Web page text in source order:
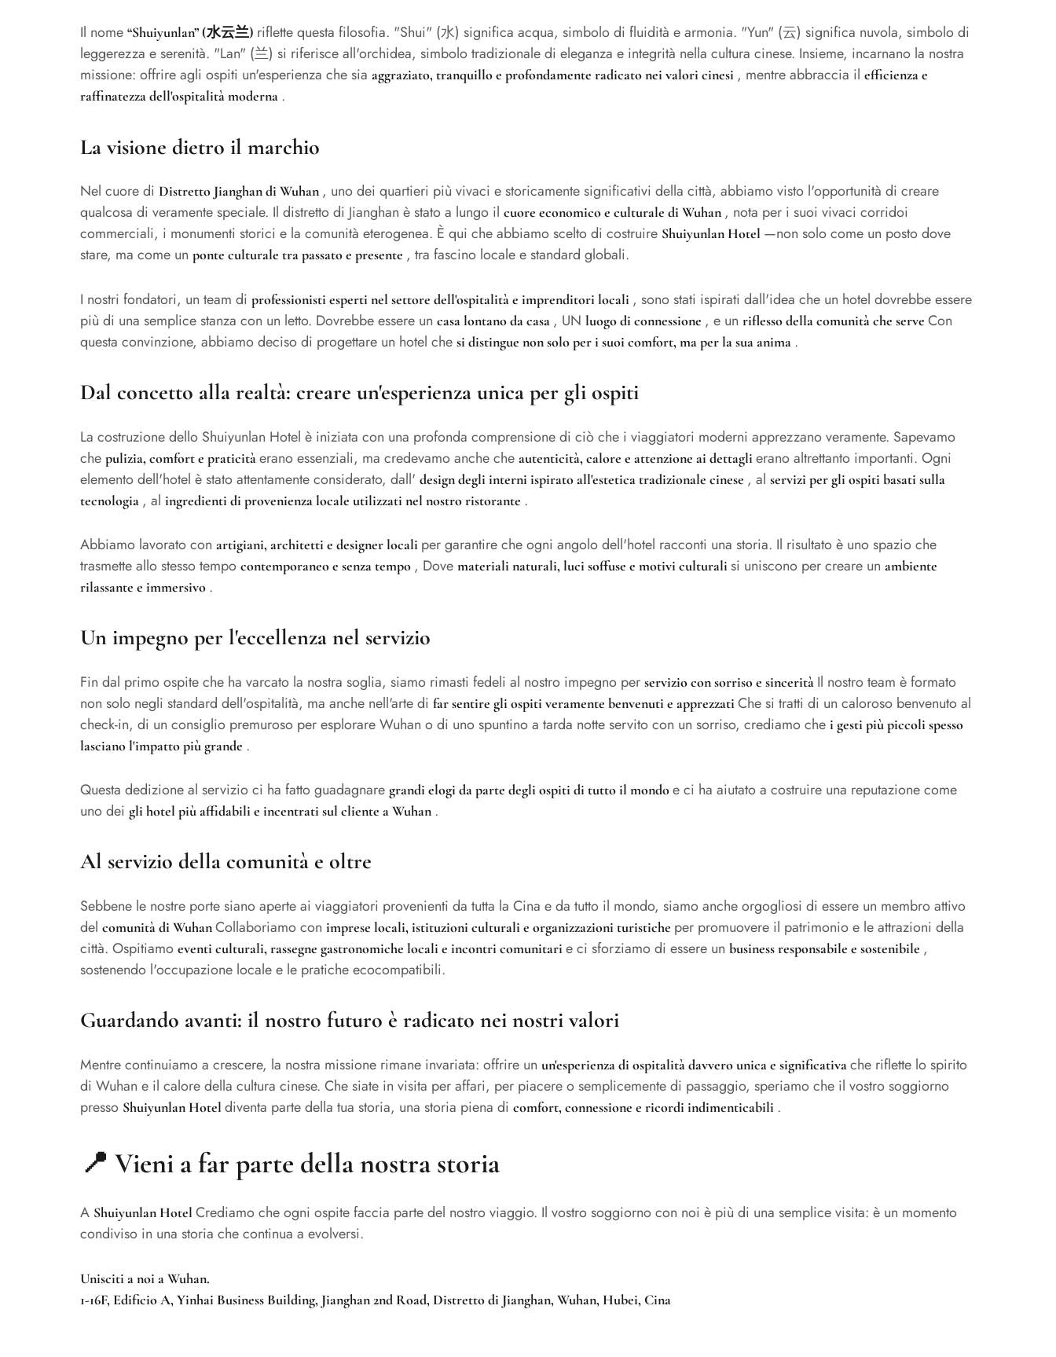
Il nome “Shuiyunlan” (水云兰) riflette questa filosofia. "Shui" (水) significa acqua, simbolo di fluidità e armonia. "Yun" (云) significa nuvola, simbolo di
leggerezza e serenità. "Lan" (兰) si riferisce all'orchidea, simbolo tradizionale di eleganza e integrità nella cultura cinese. Insieme, incarnano la nostra
missione: offrire agli ospiti un'esperienza che sia aggraziato, tranquillo e profondamente radicato nei valori cinesi , mentre abbraccia il efficienza e
raffinatezza dell'ospitalità moderna .
La visione dietro il marchio
Nel cuore di Distretto Jianghan di Wuhan , uno dei quartieri più vivaci e storicamente significativi della città, abbiamo visto l'opportunità di creare
qualcosa di veramente speciale. Il distretto di Jianghan è stato a lungo il cuore economico e culturale di Wuhan , nota per i suoi vivaci corridoi
commerciali, i monumenti storici e la comunità eterogenea. È qui che abbiamo scelto di costruire Shuiyunlan Hotel —non solo come un posto dove
stare, ma come un ponte culturale tra passato e presente , tra fascino locale e standard globali.
I nostri fondatori, un team di professionisti esperti nel settore dell'ospitalità e imprenditori locali , sono stati ispirati dall'idea che un hotel dovrebbe essere
più di una semplice stanza con un letto. Dovrebbe essere un casa lontano da casa , UN luogo di connessione , e un riflesso della comunità che serve Con
questa convinzione, abbiamo deciso di progettare un hotel che si distingue non solo per i suoi comfort, ma per la sua anima .
Dal concetto alla realtà: creare un'esperienza unica per gli ospiti
La costruzione dello Shuiyunlan Hotel è iniziata con una profonda comprensione di ciò che i viaggiatori moderni apprezzano veramente. Sapevamo
che pulizia, comfort e praticitàerano essenziali, ma credevamo anche che autenticità, calore e attenzione ai dettagli erano altrettanto importanti. Ogni
elemento dell'hotel è stato attentamente considerato, dall' design degli interni ispirato all'estetica tradizionale cinese , al servizi per gli ospiti basati sulla
tecnologia , al ingredienti di provenienza locale utilizzati nel nostro ristorante .
Abbiamo lavorato con artigiani, architetti e designer locali per garantire che ogni angolo dell'hotel racconti una storia. Il risultato è uno spazio che
trasmette allo stesso tempo contemporaneo e senza tempo , Dove materiali naturali, luci soffuse e motivi culturali si uniscono per creare un ambiente
rilassante e immersivo .
Un impegno per l'eccellenza nel servizio
Fin dal primo ospite che ha varcato la nostra soglia, siamo rimasti fedeli al nostro impegno per servizio con sorriso e sincerità Il nostro team è formato
non solo negli standard dell'ospitalità, ma anche nell'arte di far sentire gli ospiti veramente benvenuti e apprezzati Che si tratti di un caloroso benvenuto al
check-in, di un consiglio premuroso per esplorare Wuhan o di uno spuntino a tarda notte servito con un sorriso, crediamo che i gesti più piccoli spesso
lasciano l'impatto più grande .
Questa dedizione al servizio ci ha fatto guadagnare grandi elogi da parte degli ospiti di tutto il mondoe ci ha aiutato a costruire una reputazione come
uno dei gli hotel più affidabili e incentrati sul cliente a Wuhan .
Al servizio della comunità e oltre
Sebbene le nostre porte siano aperte ai viaggiatori provenienti da tutta la Cina e da tutto il mondo, siamo anche orgogliosi di essere un membro attivo
del comunità di WuhanCollaboriamo con imprese locali, istituzioni culturali e organizzazioni turistiche per promuovere il patrimonio e le attrazioni della
città. Ospitiamo eventi culturali, rassegne gastronomiche locali e incontri comunitari e ci sforziamo di essere un business responsabile e sostenibile ,
sostenendo l'occupazione locale e le pratiche ecocompatibili.
Guardando avanti: il nostro futuro è radicato nei nostri valori
Mentre continuiamo a crescere, la nostra missione rimane invariata: offrire un un'esperienza di ospitalità davvero unica e significativache riflette lo spirito
di Wuhan e il calore della cultura cinese. Che siate in visita per affari, per piacere o semplicemente di passaggio, speriamo che il vostro soggiorno
presso Shuiyunlan Hotel diventa parte della tua storia, una storia piena di comfort, connessione e ricordi indimenticabili .
📍 Vieni a far parte della nostra storia
A Shuiyunlan Hotel Crediamo che ogni ospite faccia parte del nostro viaggio. Il vostro soggiorno con noi è più di una semplice visita: è un momento
condiviso in una storia che continua a evolversi.
Unisciti a noi a Wuhan.
1-16F, Edificio A, Yinhai Business Building, Jianghan 2nd Road, Distretto di Jianghan, Wuhan, Hubei, Cina